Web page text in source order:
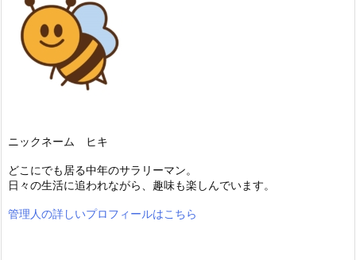
ニックネーム ヒキ
どこにでも居る中年のサラリーマン。
日々の生活に追われながら、趣味も楽しんでいます。
管理人の詳しいプロフィールはこちら